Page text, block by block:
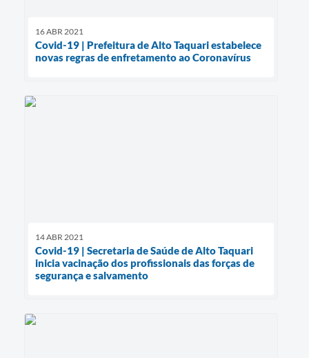
16 ABR 2021
Covid-19 | Prefeitura de Alto Taquari estabelece
novas regras de enfretamento ao Coronavírus
14 ABR 2021
Covid-19 | Secretaria de Saúde de Alto Taquari
inicia vacinação dos profissionais das forças de
segurança e salvamento